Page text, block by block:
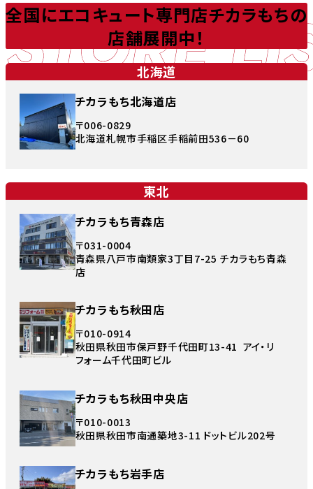
STORE
全国にエコキュート専門店チカラもちの
店舗展開中！
北海道
チカラもち北海道店
〒006-0829
北海道札幌市手稲区手稲前田536－60
東北
チカラもち青森店
〒031-0004
青森県八戸市南類家3丁目7-25 チカラもち青森
店
チカラもち秋田店
〒010-0914
秋田県秋田市保戸野千代田町13-41 アイ・リ
フォーム千代田町ビル
チカラもち秋田中央店
〒010-0013
秋田県秋田市南通築地3-11 ドットビル202号
チカラもち岩手店